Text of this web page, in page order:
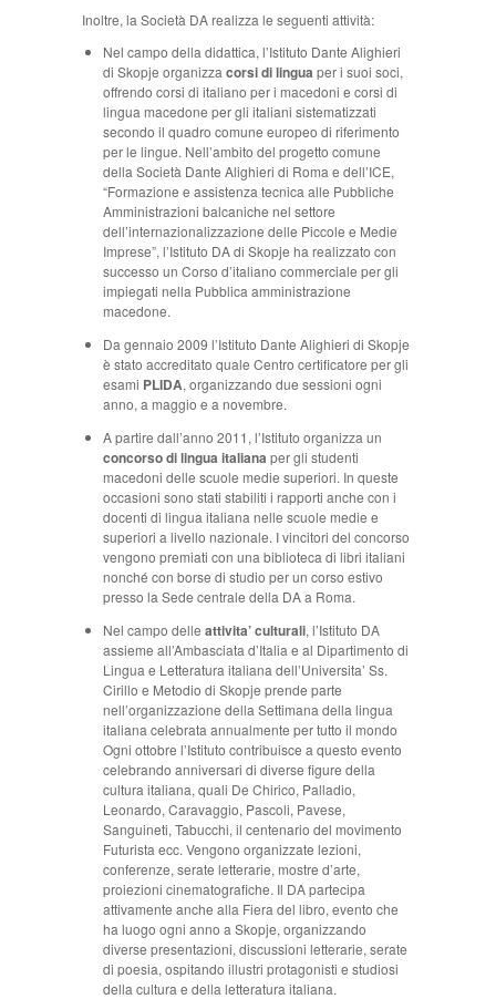
Inoltre, la Società DA realizza le seguenti attività:
Nel campo della didattica, l’Istituto Dante Alighieri
di Skopje organizzacorsi di lingua per i suoi soci,
offrendo corsi di italiano per i macedoni e corsi di
lingua macedone per gli italiani sistematizzati
secondo il quadro comune europeo di riferimento
per le lingue. Nell’ambito del progetto comune
della Società Dante Alighieri di Roma e dell’ICE,
“Formazione e assistenza tecnica alle Pubbliche
Amministrazioni balcaniche nel settore
dell’internazionalizzazione delle Piccole e Medie
Imprese”, l’Istituto DA di Skopje ha realizzato con
successo un Corso d’italiano commerciale per gli
impiegati nella Pubblica amministrazione
macedone.
Da gennaio 2009 l’Istituto Dante Alighieri di Skopje
è stato accreditato quale Centro certificatore per gli
esami PLIDA, organizzando due sessioni ogni
anno, a maggio e a novembre.
A partire dall’anno 2011, l’Istituto organizza un
concorso di lingua italiana per gli studenti
macedoni delle scuole medie superiori. In queste
occasioni sono stati stabiliti i rapporti anche con i
docenti di lingua italiana nelle scuole medie e
superiori a livello nazionale. I vincitori del concorso
vengono premiati con una biblioteca di libri italiani
nonché con borse di studio per un corso estivo
presso la Sede centrale della DA a Roma.
Nel campo delleattivita’ culturali, l’Istituto DA
assieme all’Ambasciata d’Italia e al Dipartimento di
Lingua e Letteratura italiana dell’Universita’ Ss.
Cirillo e Metodio di Skopje prende parte
nell’organizzazione della Settimana della lingua
italiana celebrata annualmente per tutto il mondo
Ogni ottobre l’Istituto contribuisce a questo evento
celebrando anniversari di diverse figure della
cultura italiana, quali De Chirico, Palladio,
Leonardo, Caravaggio, Pascoli, Pavese,
Sanguineti, Tabucchi, il centenario del movimento
Futurista ecc. Vengono organizzate lezioni,
conferenze, serate letterarie, mostre d’arte,
proiezioni cinematografiche. Il DA partecipa
attivamente anche alla Fiera del libro, evento che
ha luogo ogni anno a Skopje, organizzando
diverse presentazioni, discussioni letterarie, serate
di poesia, ospitando illustri protagonisti e studiosi
della cultura e della letteratura italiana.